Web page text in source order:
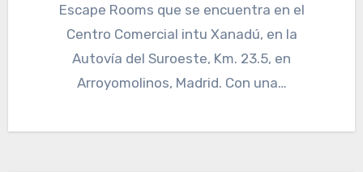
Escape Rooms que se encuentra en el
Centro Comercial intu Xanadú, en la
Autovía del Suroeste, Km. 23.5, en
Arroyomolinos, Madrid. Con una…